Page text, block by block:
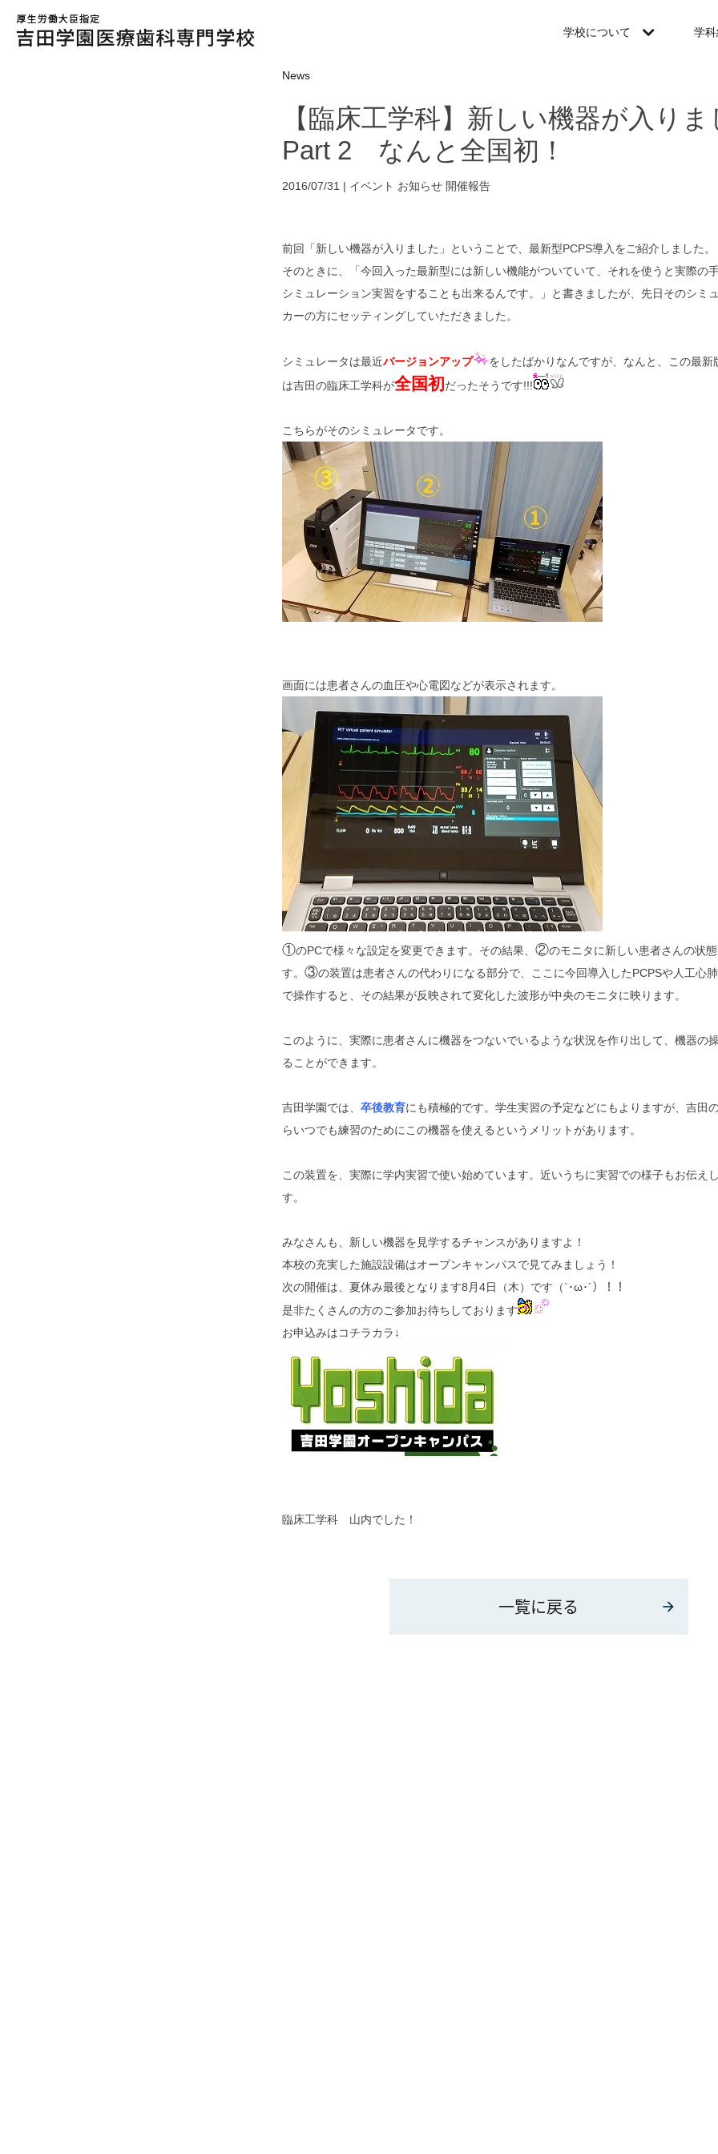
学校について 学
News
【臨床工学科】新しい機器が入り
Part 2 なんと全国初！
2016/07/31 | イベント お知らせ 開催報告
前回「新しい機器が入りました」ということで、最新型PCPS導入をご紹介しました。
そのときに、「今回入った最新型には新しい機能がついていて、それを使うと実際の
シミュレーション実習をすることも出来るんです。」と書きましたが、先日そのシミ
カーの方にセッティングしていただきました。
シミュレータは最近バージョンアップ
をしたばかりなんですが、なんと、この最新
は吉田の臨床工学科が全国初だったそうです!!!
こちらがそのシミュレータです。
画面には患者さんの血圧や心電図などが表示されます。
①のPCで様々な設定を変更できます。その結果、 ②のモニタに新しい患者さんの状
す。 ③の装置は患者さんの代わりになる部分で、ここに今回導入したPCPSや人工心
で操作すると、その結果が反映されて変化した波形が中央のモニタに映ります。
このように、実際に患者さんに機器をつないでいるような状況を作り出して、機器の
ることができます。
吉田学園では、 卒後教育にも積極的です。学生実習の予定などにもよりますが、吉田
らいつでも練習のためにこの機器を使えるというメリットがあります。
この装置を、実際に学内実習で使い始めています。近いうちに実習での様子もお伝え
す。
みなさんも、新しい機器を見学するチャンスがありますよ！
本校の充実した施設設備はオープンキャンパスで見てみましょう！
次の開催は、夏休み最後となります8月4日（木）です（`･ω･´）！！
是非たくさんの方のご参加お待ちしております
お申込みはコチラカラ↓
臨床工学科 山内でした！
一覧に戻る